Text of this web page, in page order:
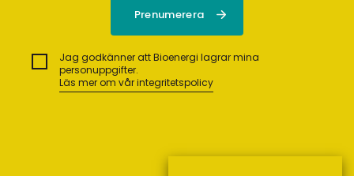
Jag godkänner att Bioenergi lagrar mina
personuppgifter.
Läs mer om vår integritetspolicy